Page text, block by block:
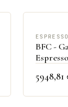
BFC -
5948,81